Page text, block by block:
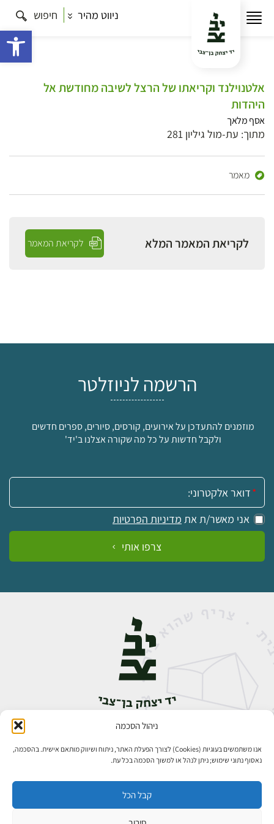
ניהול הסכמה
אנו משתמשים בעוגיות (Cookies) לצורך הפעלת האתר, ניתוח ושיווק מותאם אישית. בהסכמה,
נאסוף נתוני שימוש; ניתן לנהל או למשוך הסכמה בכל עת.
קבל הכל
ניווט מהיר חיפוש
אלטנוילנד וקריאתו של הרצל לשיבה מחודשת אל
היהדות
אסף מלאך
מתוך: עת-מול גיליון 281
מאמר
לקריאת המאמר המלא לקריאת המאמר
הרשמה לניוזלטר
מוזמנים להתעדכן על אירועים, קורסים, סיורים, ספרים חדשים
ולקבל חדשות על כל מה שקורה אצלנו ב'יד'
אימייל:
אני מאשר/ת את מדיניות הפרטיות
צרפו אותי
אבן גבירול 14, רחביה, ירושלים